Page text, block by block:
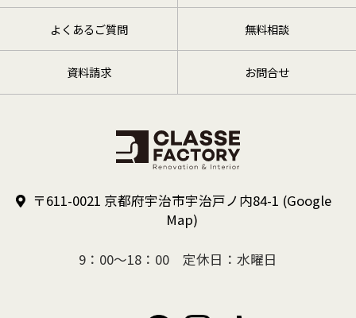
よくあるご質問 無料相談
資料請求 お問合せ
〒611-0021 京都府宇治市宇治戸ノ内84-1 (Google
Map)
9：00～18：00 定休日：水曜日